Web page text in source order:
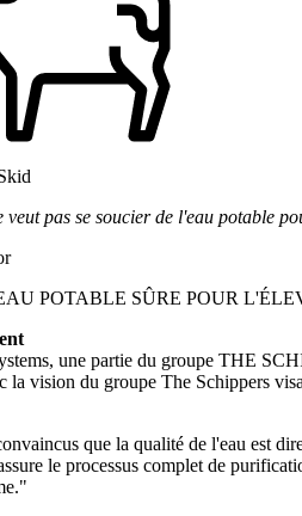
pas se soucier de l'eau potable
POTABLE SÛRE POUR
une partie du groupe THE
la vision du groupe The Schippers
que la qualité de l'eau est
le processus complet de